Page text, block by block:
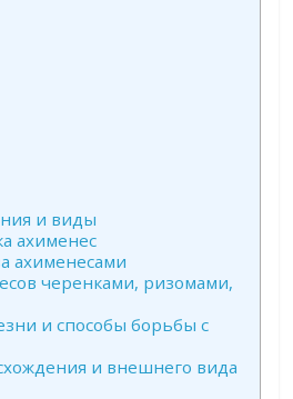
и виды
ахименес
ахименесами
черенками, ризомами,
и способы борьбы с
и внешнего вида